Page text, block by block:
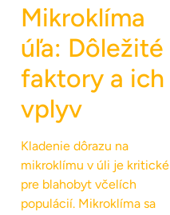
Mikroklíma
úľa: Dôležité
faktory a ich
vplyv
Kladenie dôrazu na
mikroklímu v úli je kritické
pre blahobyt včelích
populácií. Mikroklíma sa